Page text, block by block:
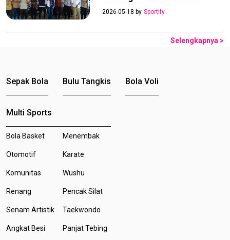
2026-05-18 by Sportify
Selengkapnya >
Sepak Bola Bulu Tangkis Bola Voli
Multi Sports
Bola Basket
Otomotif
Komunitas
Renang
Senam Artistik
Angkat Besi
Menembak
Karate
Wushu
Pencak Silat
Taekwondo
Panjat Tebing